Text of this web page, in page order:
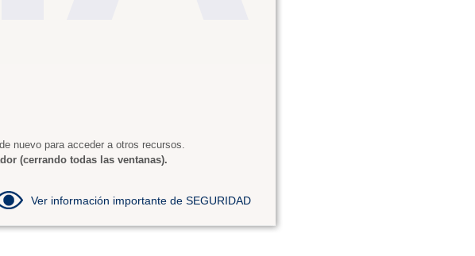
nuevo para acceder a otros recursos.
(cerrando todas las ventanas).
Ver información importante de SEGURIDAD